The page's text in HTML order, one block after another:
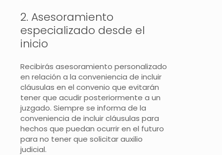
2. Asesoramiento
especializado desde el
inicio
Recibirás asesoramiento personalizado
en relación a la conveniencia de incluir
cláusulas en el convenio que evitarán
tener que acudir posteriormente a un
juzgado. Siempre se informa de la
conveniencia de incluir cláusulas para
hechos que puedan ocurrir en el futuro
para no tener que solicitar auxilio
judicial.